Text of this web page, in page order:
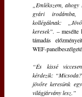
„Emlékszem,
gyári
kollégáknak:
keresek”. ‒ mesélte
támadás
WEF-
“És kissé
kérdezik: “Micsoda?
jövőre keresünk
világjárvány lesz.”